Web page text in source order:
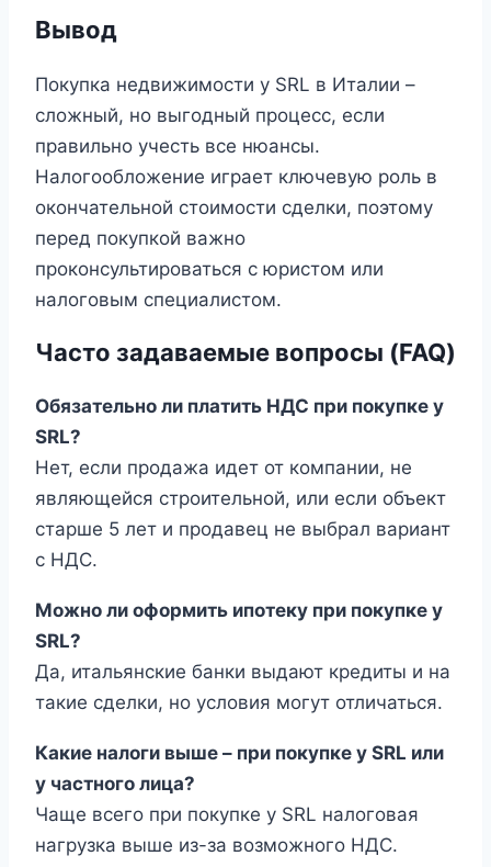
Вывод
Покупка недвижимости у SRL в Италии –
сложный, но выгодный процесс, если
правильно учесть все нюансы.
Налогообложение играет ключевую роль в
окончательной стоимости сделки, поэтому
перед покупкой важно
проконсультироваться с юристом или
налоговым специалистом.
Часто задаваемые вопросы (FAQ)
Обязательно ли платить НДС при покупке у
SRL?
Нет, если продажа идет от компании, не
являющейся строительной, или если объект
старше 5 лет и продавец не выбрал вариант
с НДС.
Можно ли оформить ипотеку при покупке у
SRL?
Да, итальянские банки выдают кредиты и на
такие сделки, но условия могут отличаться.
Какие налоги выше – при покупке у SRL или
у частного лица?
Чаще всего при покупке у SRL налоговая
нагрузка выше из-за возможного НДС.